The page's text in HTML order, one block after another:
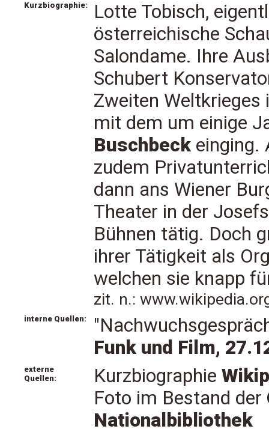
Kurzbiographie:
Lotte Tobisch,
österreichische
Salondame. Ihre
Schubert
Zweiten Weltkrieges
mit dem um einige
Buschbeck einging.
zudem
dann ans Wiener
Theater in der
Bühnen tätig. Doch
ihrer Tätigkeit als
welchen sie knapp
zit. n.:
interne Quellen:
Funk und Film,
externe
Quellen:
Kurzbiographie
Foto im Bestand der
Nationalbibliothek